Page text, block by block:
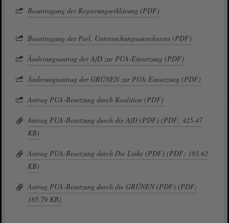
Beantragung der Regierungserklärung (PDF)
Beantragung des Parl. Untersuchungsausschusses (PDF)
Änderungsantrag der AfD zur PUA-Einsetzung (PDF)
Änderungsantrag der GRÜNEN zur PUA-Einsetzung (PDF)
Antrag PUA-Besetzung durch Koalition (PDF)
Antrag PUA-Besetzung durch die AfD (PDF) (PDF; 425.47
KB)
Antrag PUA-Besetzung durch Die Linke (PDF) (PDF; 185.62
KB)
Antrag PUA-Besetzung durch die GRÜNEN (PDF) (PDF;
185.79 KB)